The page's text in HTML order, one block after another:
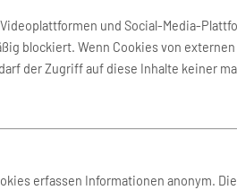
Aug. 2026- 25. Aug. 2026
und Social-Media-
blockiert. Wenn Cookies von
der Zugriff auf diese Inhalte keiner
erfassen Informationen anonym.